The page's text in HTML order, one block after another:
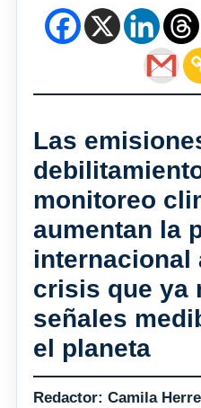
Las
monitoreo
aumentan la
internacional
crisis que ya
señales
el planeta
Redactor: Camila